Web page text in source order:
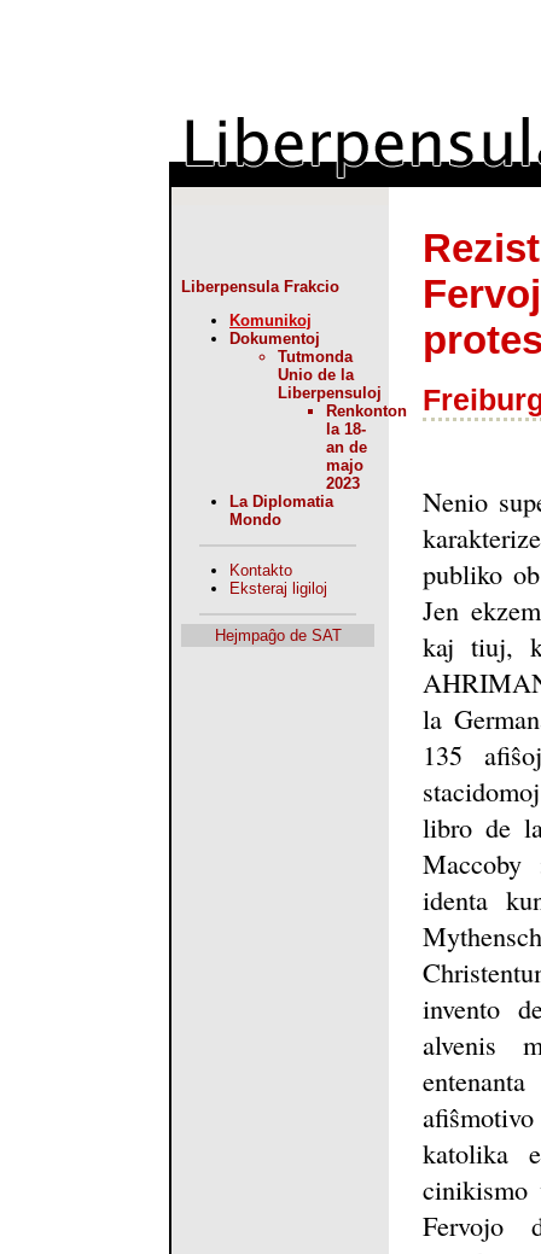
Liberpensula Frakcio
Komunikoj
Dokumentoj
Tutmonda
Unio de la
Liberpensuloj
Renkonton
la 18-
an de
majo
2023
La Diplomatia
Mondo
Kontakto
Eksteraj ligiloj
Hejmpaĝo de SAT
Nenio
publiko
Jen
kaj tiuj,
la
135
libro de
identa
invento
alvenis
katolika
cinikismo
Fervojo